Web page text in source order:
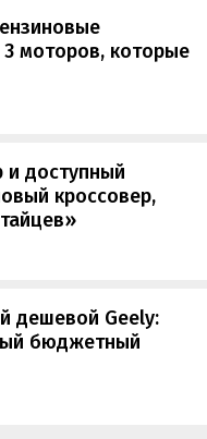
3 моторов, которые
доступный
кроссовер,
дешевой Geely:
бюджетный